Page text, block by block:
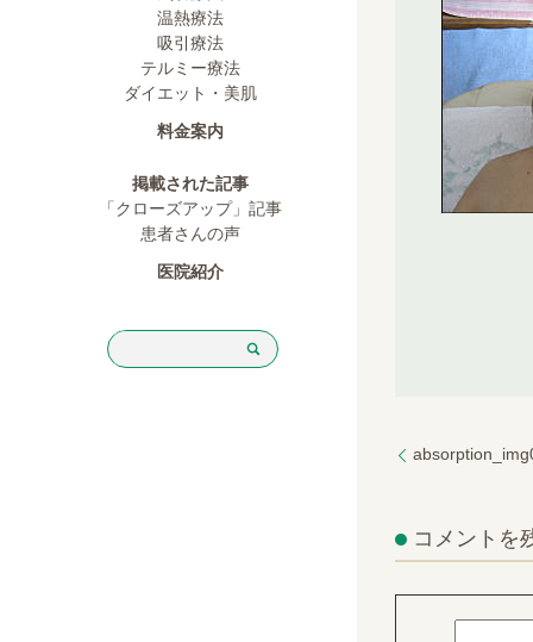
温熱療法
吸引療法
テルミー療法
ダイエット・美肌
料金案内
掲載された記事
「クローズアップ」記事
患者さんの声
医院紹介
コメントを